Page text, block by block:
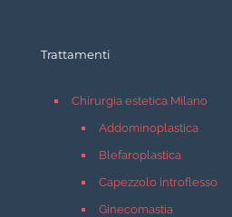
Trattamenti
Chirurgia estetica Milano
Addominoplastica
Blefaroplastica
Capezzolo introflesso
Ginecomastia